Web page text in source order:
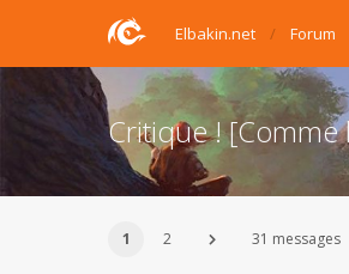
Elbakin.net Forum
Critique !
1 2 31 messages